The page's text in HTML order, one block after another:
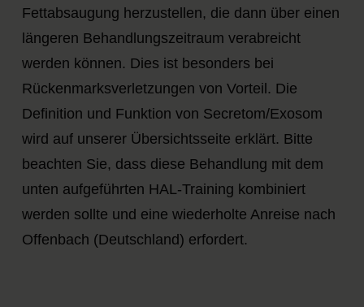
Fettabsaugung herzustellen, die dann über einen
längeren Behandlungszeitraum verabreicht
werden können. Dies ist besonders bei
Rückenmarksverletzungen von Vorteil. Die
Definition und Funktion von Secretom/Exosom
wird auf unserer Übersichtsseite erklärt. Bitte
beachten Sie, dass diese Behandlung mit dem
unten aufgeführten HAL-Training kombiniert
werden sollte und eine wiederholte Anreise nach
Offenbach (Deutschland) erfordert.